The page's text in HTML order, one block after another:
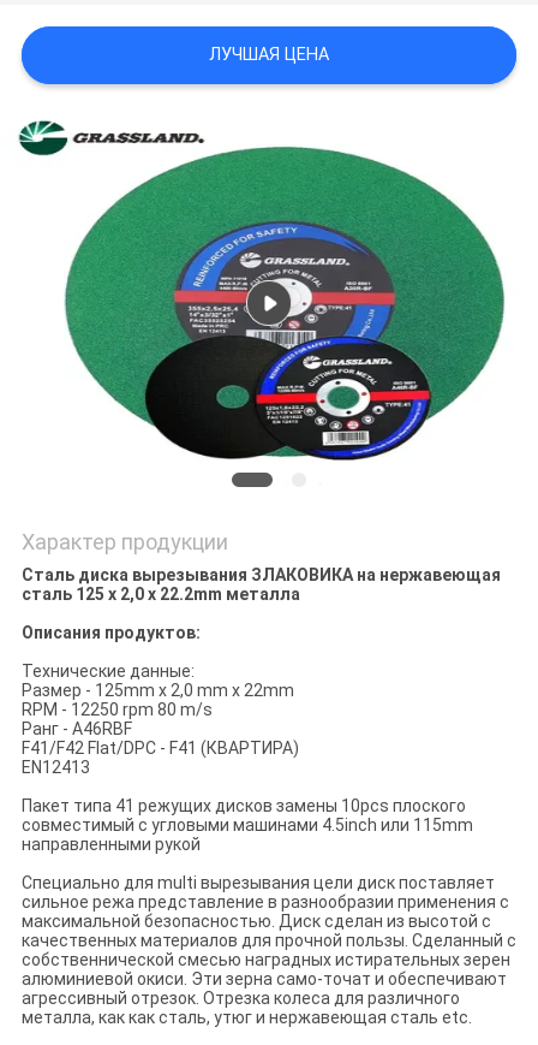
ЛУЧШАЯ ЦЕНА
Характер продукции
Сталь диска вырезывания ЗЛАКОВИКА на нержавеющая
сталь 125 x 2,0 x 22.2mm металла
Описания продуктов:
Технические данные:
Размер - 125mm x 2,0 mm x 22mm
RPM - 12250 rpm 80 m/s
Ранг - A46RBF
F41/F42 Flat/DPC - F41 (КВАРТИРА)
EN12413
Пакет типа 41 режущих дисков замены 10pcs плоского
совместимый с угловыми машинами 4.5inch или 115mm
направленными рукой
Специально для multi вырезывания цели диск поставляет
сильное режа представление в разнообразии применения с
максимальной безопасностью. Диск сделан из высотой с
качественных материалов для прочной пользы. Сделанный с
собственнической смесью наградных истирательных зерен
алюминиевой окиси. Эти зерна само-точат и обеспечивают
агрессивный отрезок. Отрезка колеса для различного
металла, как как сталь, утюг и нержавеющая сталь etc.